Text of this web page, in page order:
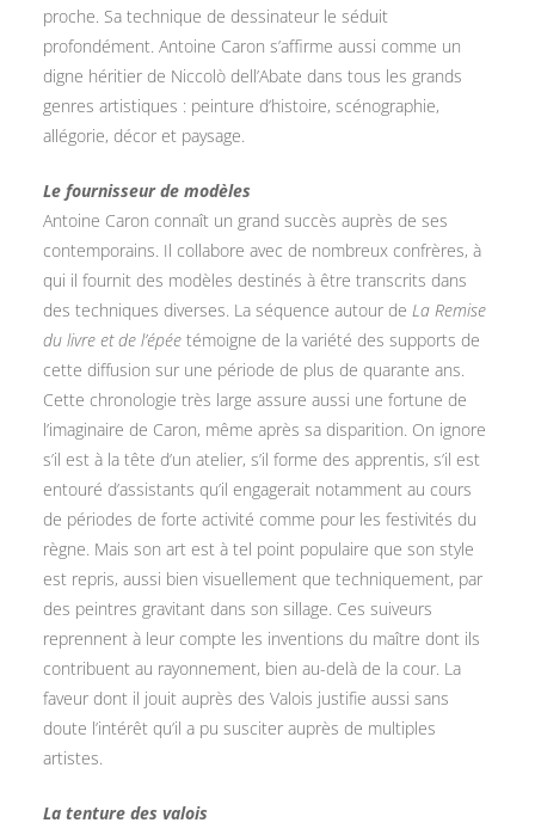
proche. Sa technique de dessinateur le séduit
profondément. Antoine Caron s’affirme aussi comme un
digne héritier de Niccolò dell’Abate dans tous les grands
genres artistiques : peinture d’histoire, scénographie,
allégorie, décor et paysage.
Le fournisseur de modèles
Antoine Caron connaît un grand succès auprès de ses
contemporains. Il collabore avec de nombreux confrères, à
qui il fournit des modèles destinés à être transcrits dans
des techniques diverses. La séquence autour de La Remise
du livre et de l’épée témoigne de la variété des supports de
cette diffusion sur une période de plus de quarante ans.
Cette chronologie très large assure aussi une fortune de
l’imaginaire de Caron, même après sa disparition. On ignore
s’il est à la tête d’un atelier, s’il forme des apprentis, s’il est
entouré d’assistants qu’il engagerait notamment au cours
de périodes de forte activité comme pour les festivités du
règne. Mais son art est à tel point populaire que son style
est repris, aussi bien visuellement que techniquement, par
des peintres gravitant dans son sillage. Ces suiveurs
reprennent à leur compte les inventions du maître dont ils
contribuent au rayonnement, bien au-delà de la cour. La
faveur dont il jouit auprès des Valois justifie aussi sans
doute l’intérêt qu’il a pu susciter auprès de multiples
artistes.
La tenture des valois